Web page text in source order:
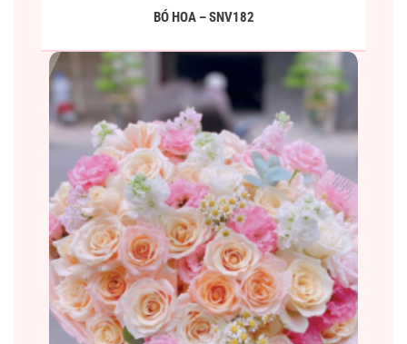
BÓ HOA – SNV182